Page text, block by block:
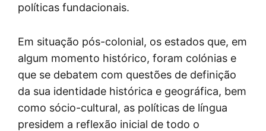
políticas fundacionais.
Em situação pós-colonial, os estados que, em
algum momento histórico, foram colónias e
que se debatem com questões de definição
da sua identidade histórica e geográfica, bem
como sócio-cultural, as políticas de língua
presidem a reflexão inicial de todo o